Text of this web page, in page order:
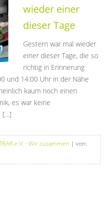
wieder einer
dieser Tage
Gestern war mal wieder
einer dieser Tage, die so
richtig in Erinnerung
und 14:00 Uhr in der Nähe
kaum noch einen
es war keine
[…]
e.V. · Wir zusammen | von: